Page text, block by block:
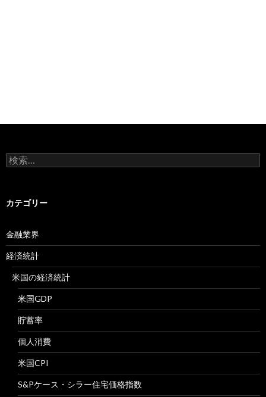
検
索:
カテゴリー
金融業界
経済統計
米国の経済統計
米国GDP
貯蓄率
個人消費
米国CPI
S&Pケース・シラー住宅価格指数